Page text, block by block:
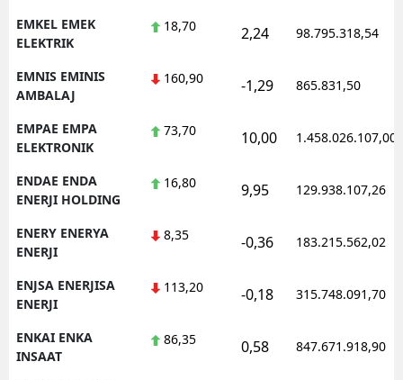
EMKEL EMEK
ELEKTRIK
18,70 2,24 98.795.318,54
EMNIS EMINIS
AMBALAJ
160,90 -1,29 865.831,50
EMPAE EMPA
ELEKTRONIK
73,70 10,00 1.458.026.107,00
ENDAE ENDA
ENERJI HOLDING
16,80 9,95 129.938.107,26
ENERY ENERYA
ENERJI
8,35 -0,36 183.215.562,02
ENJSA ENERJISA
ENERJI
113,20 -0,18 315.748.091,70
ENKAI ENKA
INSAAT
86,35 0,58 847.671.918,90